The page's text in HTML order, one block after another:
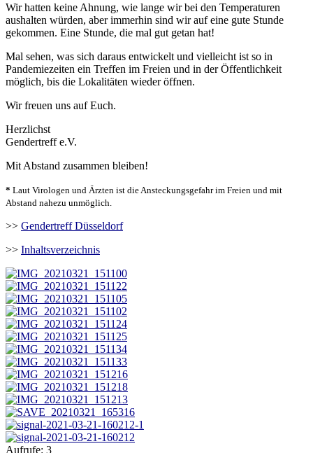
Wir hatten keine Ahnung, wie lange wir bei den Temperaturen
aushalten würden, aber immerhin sind wir auf eine gute Stunde
gekommen. Eine Stunde, die mal gut getan hat!
Mal sehen, was sich daraus entwickelt und vielleicht ist so in
Pandemiezeiten ein Treffen im Freien und in der Öffentlichkeit
möglich, bis die Lokalitäten wieder öffnen.
Wir freuen uns auf Euch.
Herzlichst
Gendertreff e.V.
Mit Abstand zusammen bleiben!
* Laut Virologen und Ärzten ist die Ansteckungsgefahr im Freien und mit
Abstand nahezu unmöglich.
>> Gendertreff Düsseldorf
>> Inhaltsverzeichnis
Aufrufe: 3